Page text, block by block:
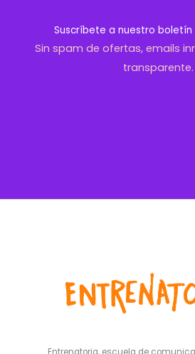
Suscríbete a nuestro
Sin spam de ofertas, emails
transparente.